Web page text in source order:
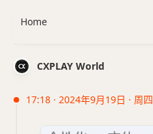
CXPLAY World
17:18 · 2024年9月19日 · 周四
Home